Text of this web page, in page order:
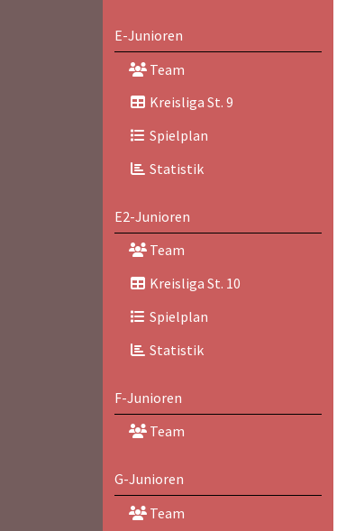
E-Junioren
Team
Kreisliga St. 9
Spielplan
Statistik
E2-Junioren
Team
Kreisliga St. 10
Spielplan
Statistik
F-Junioren
Team
G-Junioren
Team